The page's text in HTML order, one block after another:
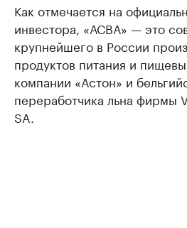
Как отмечается на
инвестора, «АСВА» — это
крупнейшего в России
продуктов питания и
компании «Астон» и
переработчика льна фирмы
SA.